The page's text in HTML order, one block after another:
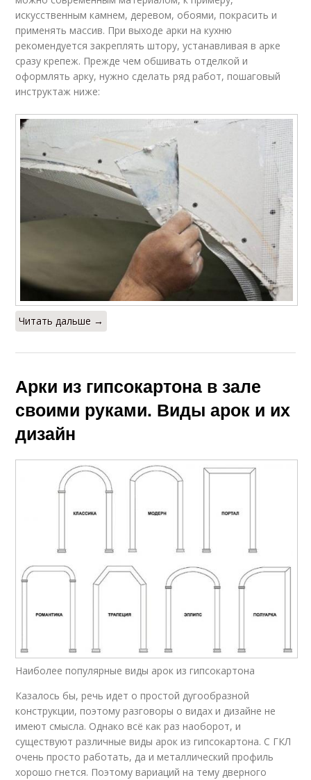
искусственным камнем, деревом, обоями, покрасить и
применять массив. При выходе арки на кухню
рекомендуется закреплять штору, устанавливая в арке
сразу крепеж. Прежде чем обшивать отделкой и
оформлять арку, нужно сделать ряд работ, пошаговый
инструктаж ниже:
Читать дальше →
Арки из гипсокартона в зале
своими руками. Виды арок и их
дизайн
Наиболее популярные виды арок из гипсокартона
Казалось бы, речь идет о простой дугообразной
конструкции, поэтому разговоры о видах и дизайне не
имеют смысла. Однако всё как раз наоборот, и
существуют различные виды арок из гипсокартона. С ГКЛ
очень просто работать, да и металлический профиль
хорошо гнется. Поэтому вариаций на тему дверного